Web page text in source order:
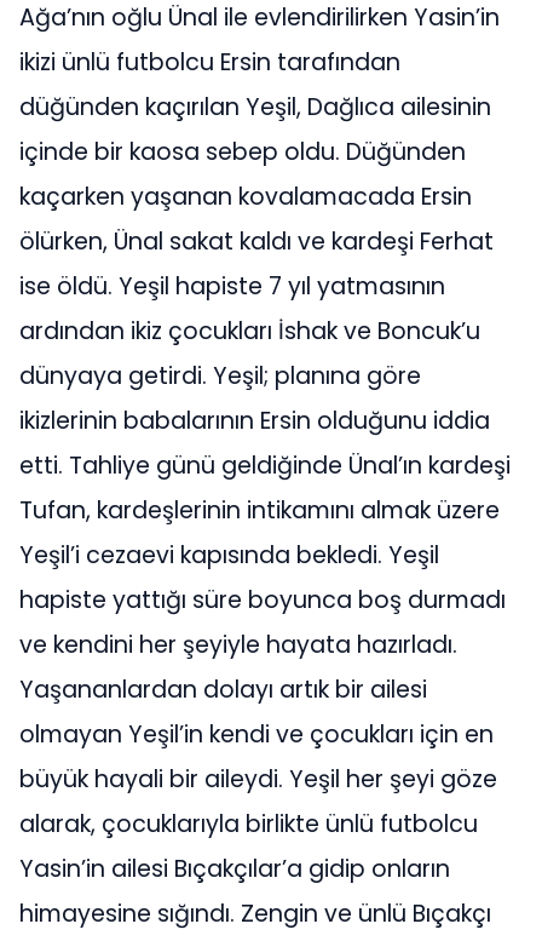
Ağa’nın oğlu Ünal ile evlendirilirken Yasin’in
ikizi ünlü futbolcu Ersin tarafından
düğünden kaçırılan Yeşil, Dağlıca ailesinin
içinde bir kaosa sebep oldu. Düğünden
kaçarken yaşanan kovalamacada Ersin
ölürken, Ünal sakat kaldı ve kardeşi Ferhat
ise öldü. Yeşil hapiste 7 yıl yatmasının
ardından ikiz çocukları İshak ve Boncuk’u
dünyaya getirdi. Yeşil; planına göre
ikizlerinin babalarının Ersin olduğunu iddia
etti. Tahliye günü geldiğinde Ünal’ın kardeşi
Tufan, kardeşlerinin intikamını almak üzere
Yeşil’i cezaevi kapısında bekledi. Yeşil
hapiste yattığı süre boyunca boş durmadı
ve kendini her şeyiyle hayata hazırladı.
Yaşananlardan dolayı artık bir ailesi
olmayan Yeşil’in kendi ve çocukları için en
büyük hayali bir aileydi. Yeşil her şeyi göze
alarak, çocuklarıyla birlikte ünlü futbolcu
Yasin’in ailesi Bıçakçılar’a gidip onların
himayesine sığındı. Zengin ve ünlü Bıçakçı